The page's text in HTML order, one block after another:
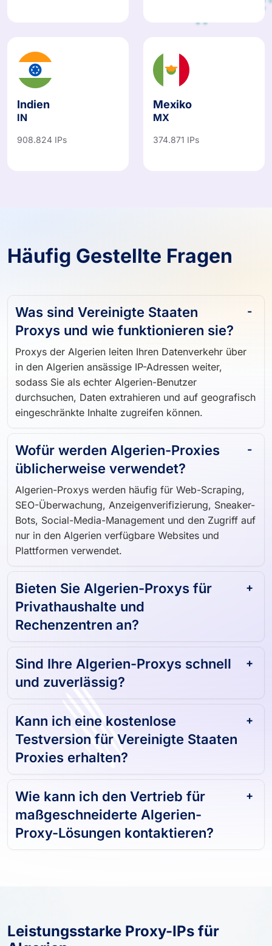
Indien
IN
908.824 IPs
Mexiko
MX
374.871 IPs
Häufig Gestellte Fragen
Was sind Vereinigte Staaten
Proxys und wie funktionieren sie?
Proxys der Algerien leiten Ihren Datenverkehr über
in den Algerien ansässige IP-Adressen weiter,
sodass Sie als echter Algerien-Benutzer
durchsuchen, Daten extrahieren und auf geografisch
eingeschränkte Inhalte zugreifen können.
Wofür werden Algerien-Proxies
üblicherweise verwendet?
Algerien-Proxys werden häufig für Web-Scraping,
SEO-Überwachung, Anzeigenverifizierung, Sneaker-
Bots, Social-Media-Management und den Zugriff auf
nur in den Algerien verfügbare Websites und
Plattformen verwendet.
Bieten Sie Algerien-Proxys für
Privathaushalte und
Rechenzentren an?
Sind Ihre Algerien-Proxys schnell
und zuverlässig?
Kann ich eine kostenlose
Testversion für Vereinigte Staaten
Proxies erhalten?
Wie kann ich den Vertrieb für
maßgeschneiderte Algerien-
Proxy-Lösungen kontaktieren?
Leistungsstarke Proxy-IPs für